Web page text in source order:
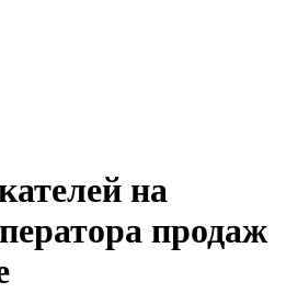
на
продаж